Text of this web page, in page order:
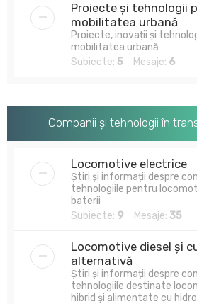
Proiecte și tehnologii
mobilitatea urbană
Proiecte, inovații și
mobilitatea urbană
Subiecte: 5 Mesaje: 6
Companii și tehnologii în
Locomotive electrice
Știri și informații despre
tehnologiile pentru
baterii
Subiecte: 9 Mesaje: 35
Locomotive diesel și
alternativă
Știri și informații despre
tehnologiile destinate
hibrid și alimentate cu